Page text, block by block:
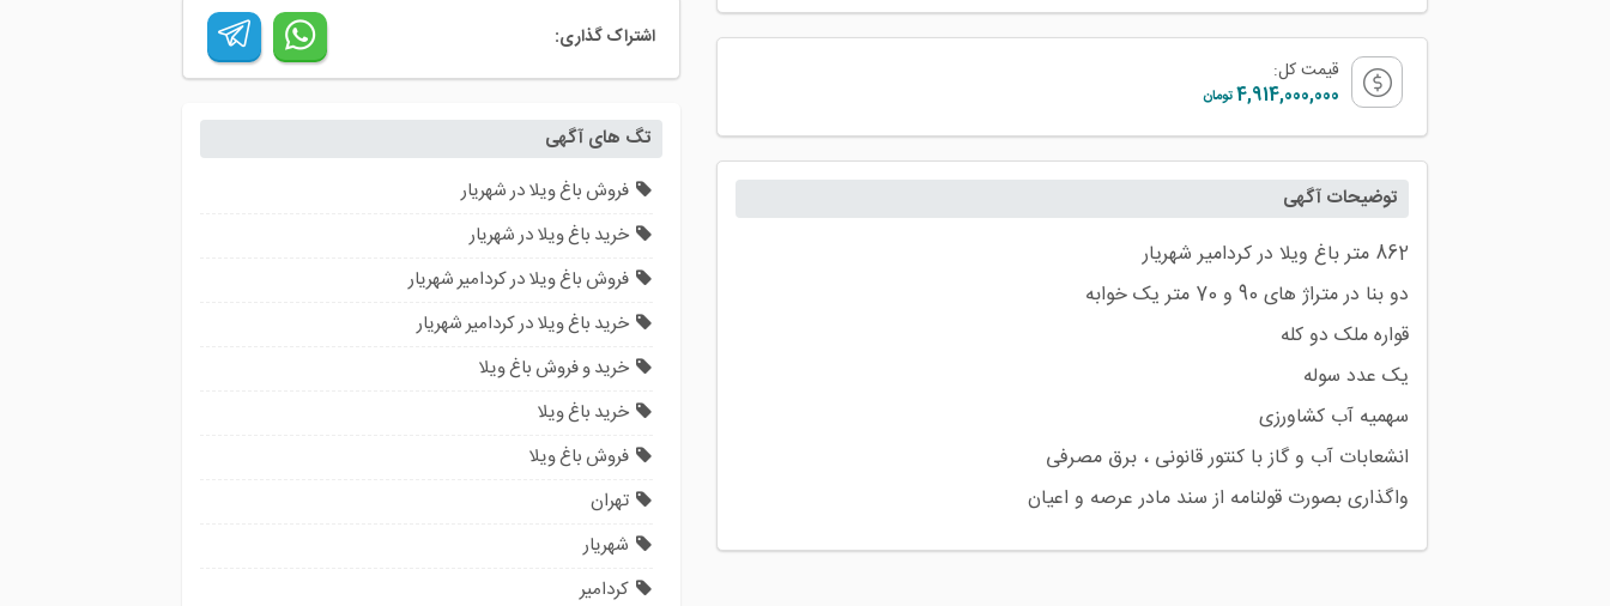
قیمت کل:
4,914,000,000تومان
توضیحات آگهی
واگذاری بصورت قولنامه از سند مادر عرصه و اعیان
اشتراک گذاری:
تگ های آگهی
فروش باغ ویلا در شهریار
خرید باغ ویلا در شهریار
فروش باغ ویلا در کردامیر شهریار
خرید باغ ویلا در کردامیر شهریار
خرید و فروش باغ ویلا
خرید باغ ویلا
فروش باغ ویلا
تهران
شهریار
کردامیر